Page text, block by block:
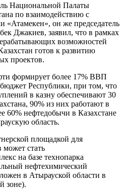
Национальной Палаты
по взаимодействию с
«Атамекен», он же председатель
Джакиев, заявил, что в рамках
возможностей
готов к развитию
проектов.
формирует более 17% ВВП
Республики, при том, что
в казну обеспечивают 30
90% из них работают в
60% нефтедобычи в Казахстане
область.
площадкой для
может стать
на базе технопарка
нефтехимический
в Атырауской области в
зоне).